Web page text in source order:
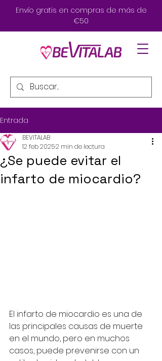
Envío gratis en compras de más de
€50
Entrada
¿Se puede evitar el
infarto de miocardio?
BEVITALAB
12 feb 20252 min de lectura
El infarto de miocardio es una de
las principales causas de muerte
en el mundo, pero en muchos
casos, puede prevenirse con un